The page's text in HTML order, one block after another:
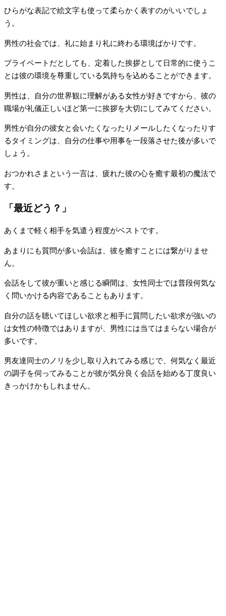
ひらがな表記で絵文字も使って柔らかく表すのがいいでしょ
う。
男性の社会では、礼に始まり礼に終わる環境ばかりです。
プライベートだとしても、定着した挨拶として日常的に使うこ
とは彼の環境を尊重している気持ちを込めることができます。
男性は、自分の世界観に理解がある女性が好きですから、彼の
職場が礼儀正しいほど第一に挨拶を大切にしてみてください。
男性が自分の彼女と会いたくなったりメールしたくなったりす
るタイミングは、自分の仕事や用事を一段落させた後が多いで
しょう。
おつかれさまという一言は、疲れた彼の心を癒す最初の魔法で
す。
「最近どう？」
あくまで軽く相手を気遣う程度がベストです。
あまりにも質問が多い会話は、彼を癒すことには繋がりませ
ん。
会話をして彼が重いと感じる瞬間は、女性同士では普段何気な
く問いかける内容であることもあります。
自分の話を聴いてほしい欲求と相手に質問したい欲求が強いの
は女性の特徴ではありますが、男性には当てはまらない場合が
多いです。
男友達同士のノリを少し取り入れてみる感じで、何気なく最近
の調子を伺ってみることが彼が気分良く会話を始める丁度良い
きっかけかもしれません。